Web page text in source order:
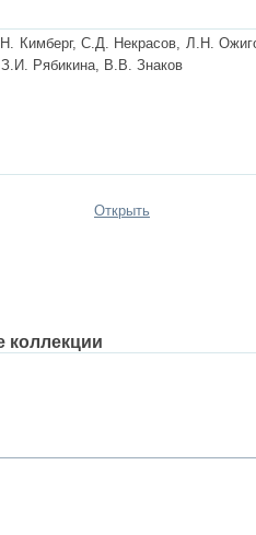
Кимберг, С.Д. Некрасов, Л.Н.
Рябикина, В.В. Знаков
Открыть
коллекции